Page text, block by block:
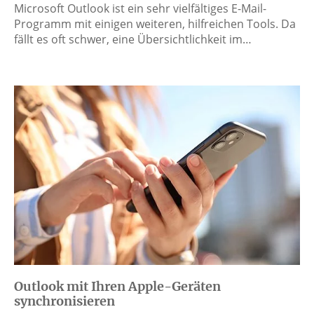
Microsoft Outlook ist ein sehr vielfältiges E-Mail-
Programm mit einigen weiteren, hilfreichen Tools. Da
fällt es oft schwer, eine Übersichtlichkeit im…
Outlook mit Ihren Apple-Geräten
synchronisieren